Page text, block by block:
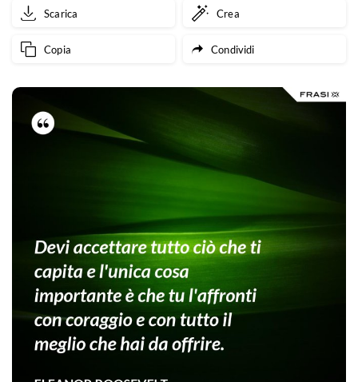
Scarica Crea
Copia Condividi